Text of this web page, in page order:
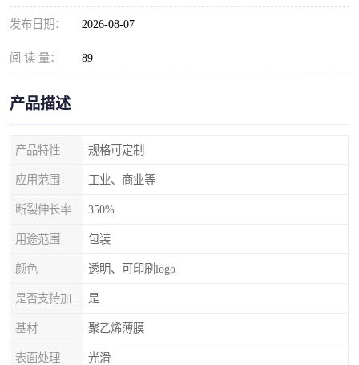
发布日期： 2026-08-07
阅 读 量： 89
产品描述
产品特性 规格可定制
应用范围 工业、商业等
断裂伸长率 350%
用途范围 包装
颜色 透明、可印刷logo
是
基材 聚乙烯薄膜
表面处理 光滑